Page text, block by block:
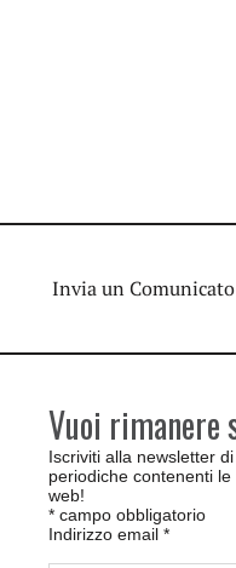
Invia un
Vuoi rimanere
Iscriviti alla newsletter
periodiche contenenti
web!
* campo obbligatorio
Indirizzo email *